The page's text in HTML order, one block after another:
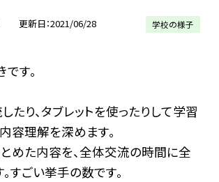
更新日 2021/06/28 学校の様子
す。
たり、タブレットを使ったりして学習
容理解を深めます。
めた内容を、全体交流の時間に全
すごい挙手の数です。